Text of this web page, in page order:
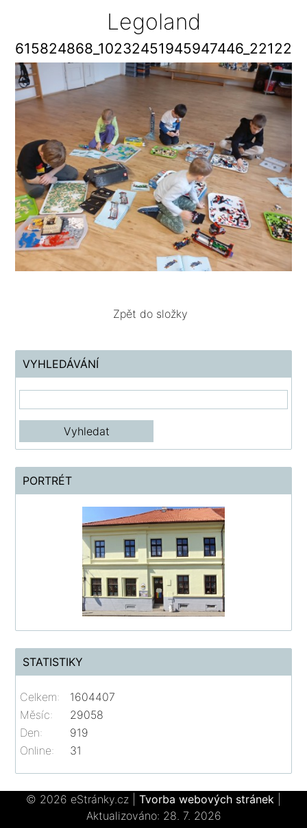
Legoland
Zpět do složky
VYHLEDÁVÁNÍ
PORTRÉT
STATISTIKY
Online: 31
Celkem:
1604407
Měsíc:
29058
Den:
919
© 2026 eStránky.cz Tvorba webových stránek
Aktualizováno: 28. 7. 2026